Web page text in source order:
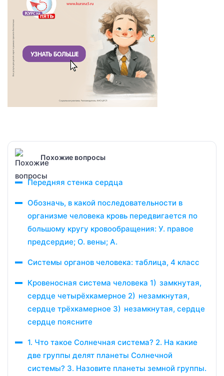
Похожие вопросы
Передняя стенка сердца
Обозначь, в какой последовательности в
организме человека кровь передвигается по
большому кругу кровообращения: У. правое
предсердие; О. вены; А.
Системы органов человека: таблица, 4 класс
Кровеносная система человека 1) замкнутая,
сердце четырёхкамерное 2) незамкнутая,
сердце трёхкамерное 3) незамкнутая, сердце
сердце поясните
1. Что такое Солнечная система? 2. На какие
две группы делят планеты Солнечной
системы? 3. Назовите планеты земной группы.